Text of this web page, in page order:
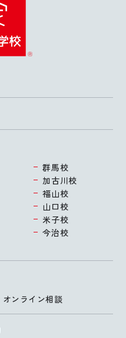
オンライン相談
群馬校
加古川校
福山校
山口校
米子校
今治校